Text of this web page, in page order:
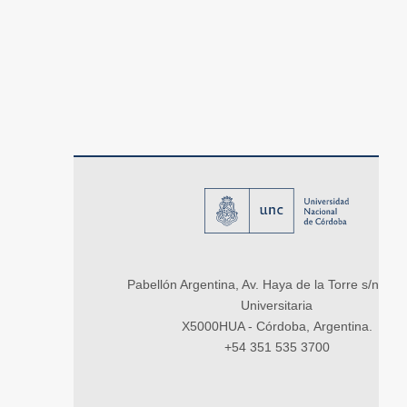
Pabellón Argentina, Av. Haya de la Torre s/n,
Universitaria
X5000HUA - Córdoba, Argentina.
+54 351 535 3700